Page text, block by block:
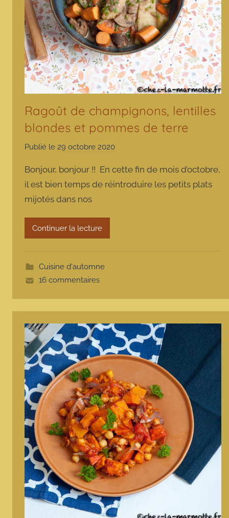
Ragoût de champignons, lentilles
blondes et pommes de terre
Publié le 29 octobre 2020
r
m
Bonjour, bonjour !! En cette fin de mois d’octobre,
il est bien temps de réintroduire les petits plats
mijotés dans nos
Continuer la lecture
Cuisine d'automne
16 commentaires